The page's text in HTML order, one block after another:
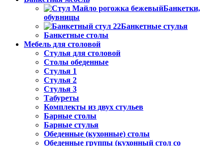
Банкетки,
обувницы
Банкетные стулья
Банкетные столы
Мебель для столовой
Стулья для столовой
Столы обеденные
Стулья 1
Стулья 2
Стулья 3
Табуреты
Комплекты из двух стульев
Барные столы
Барные стулья
Обеденные (кухонные) столы
Обеденные группы (кухонный стол со